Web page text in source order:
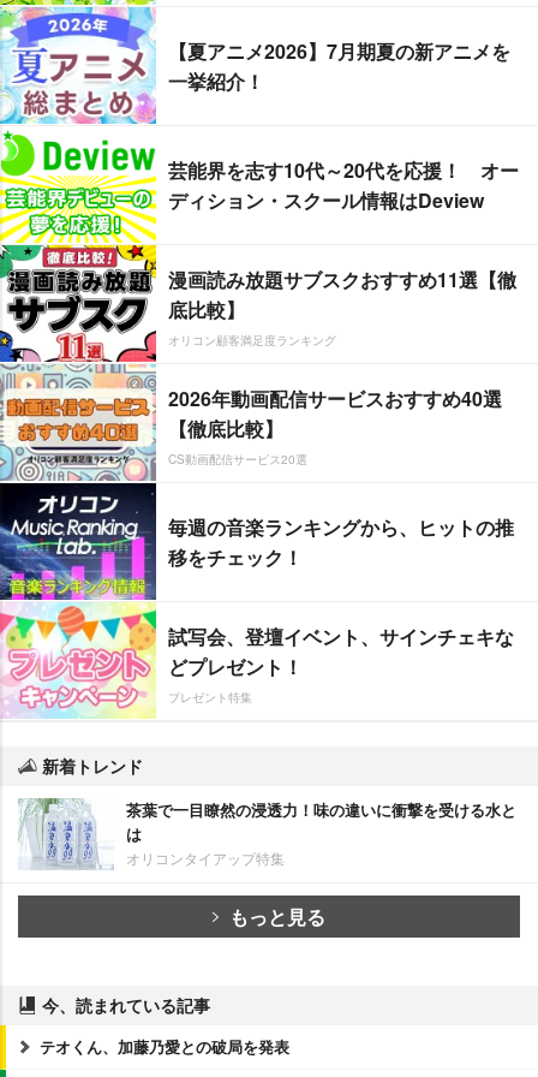
【夏アニメ2026】7月期夏の新アニメを
一挙紹介！
芸能界を志す10代～20代を応援！ オー
ディション・スクール情報はDeview
漫画読み放題サブスクおすすめ11選【徹
底比較】
オリコン顧客満足度ランキング
2026年動画配信サービスおすすめ40選
【徹底比較】
CS動画配信サービス20選
毎週の音楽ランキングから、ヒットの推
移をチェック！
試写会、登壇イベント、サインチェキな
どプレゼント！
プレゼント特集
新着トレンド
茶葉で一目瞭然の浸透力！味の違いに衝撃を受ける水と
は
オリコンタイアップ特集
もっと見る
今、読まれている記事
テオくん、加藤乃愛との破局を発表